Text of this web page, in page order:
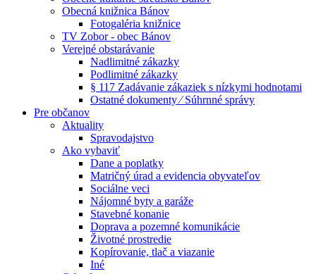
Obecná knižnica Bánov
Fotogaléria knižnice
TV Zobor - obec Bánov
Verejné obstarávanie
Nadlimitné zákazky
Podlimitné zákazky
§ 117 Zadávanie zákaziek s nízkymi hodnotami
Ostatné dokumenty ⁄ Súhrnné správy
Pre občanov
Aktuality
Spravodajstvo
Ako vybaviť
Dane a poplatky
Matričný úrad a evidencia obyvateľov
Sociálne veci
Nájomné byty a garáže
Stavebné konanie
Doprava a pozemné komunikácie
Životné prostredie
Kopírovanie, tlač a viazanie
Iné